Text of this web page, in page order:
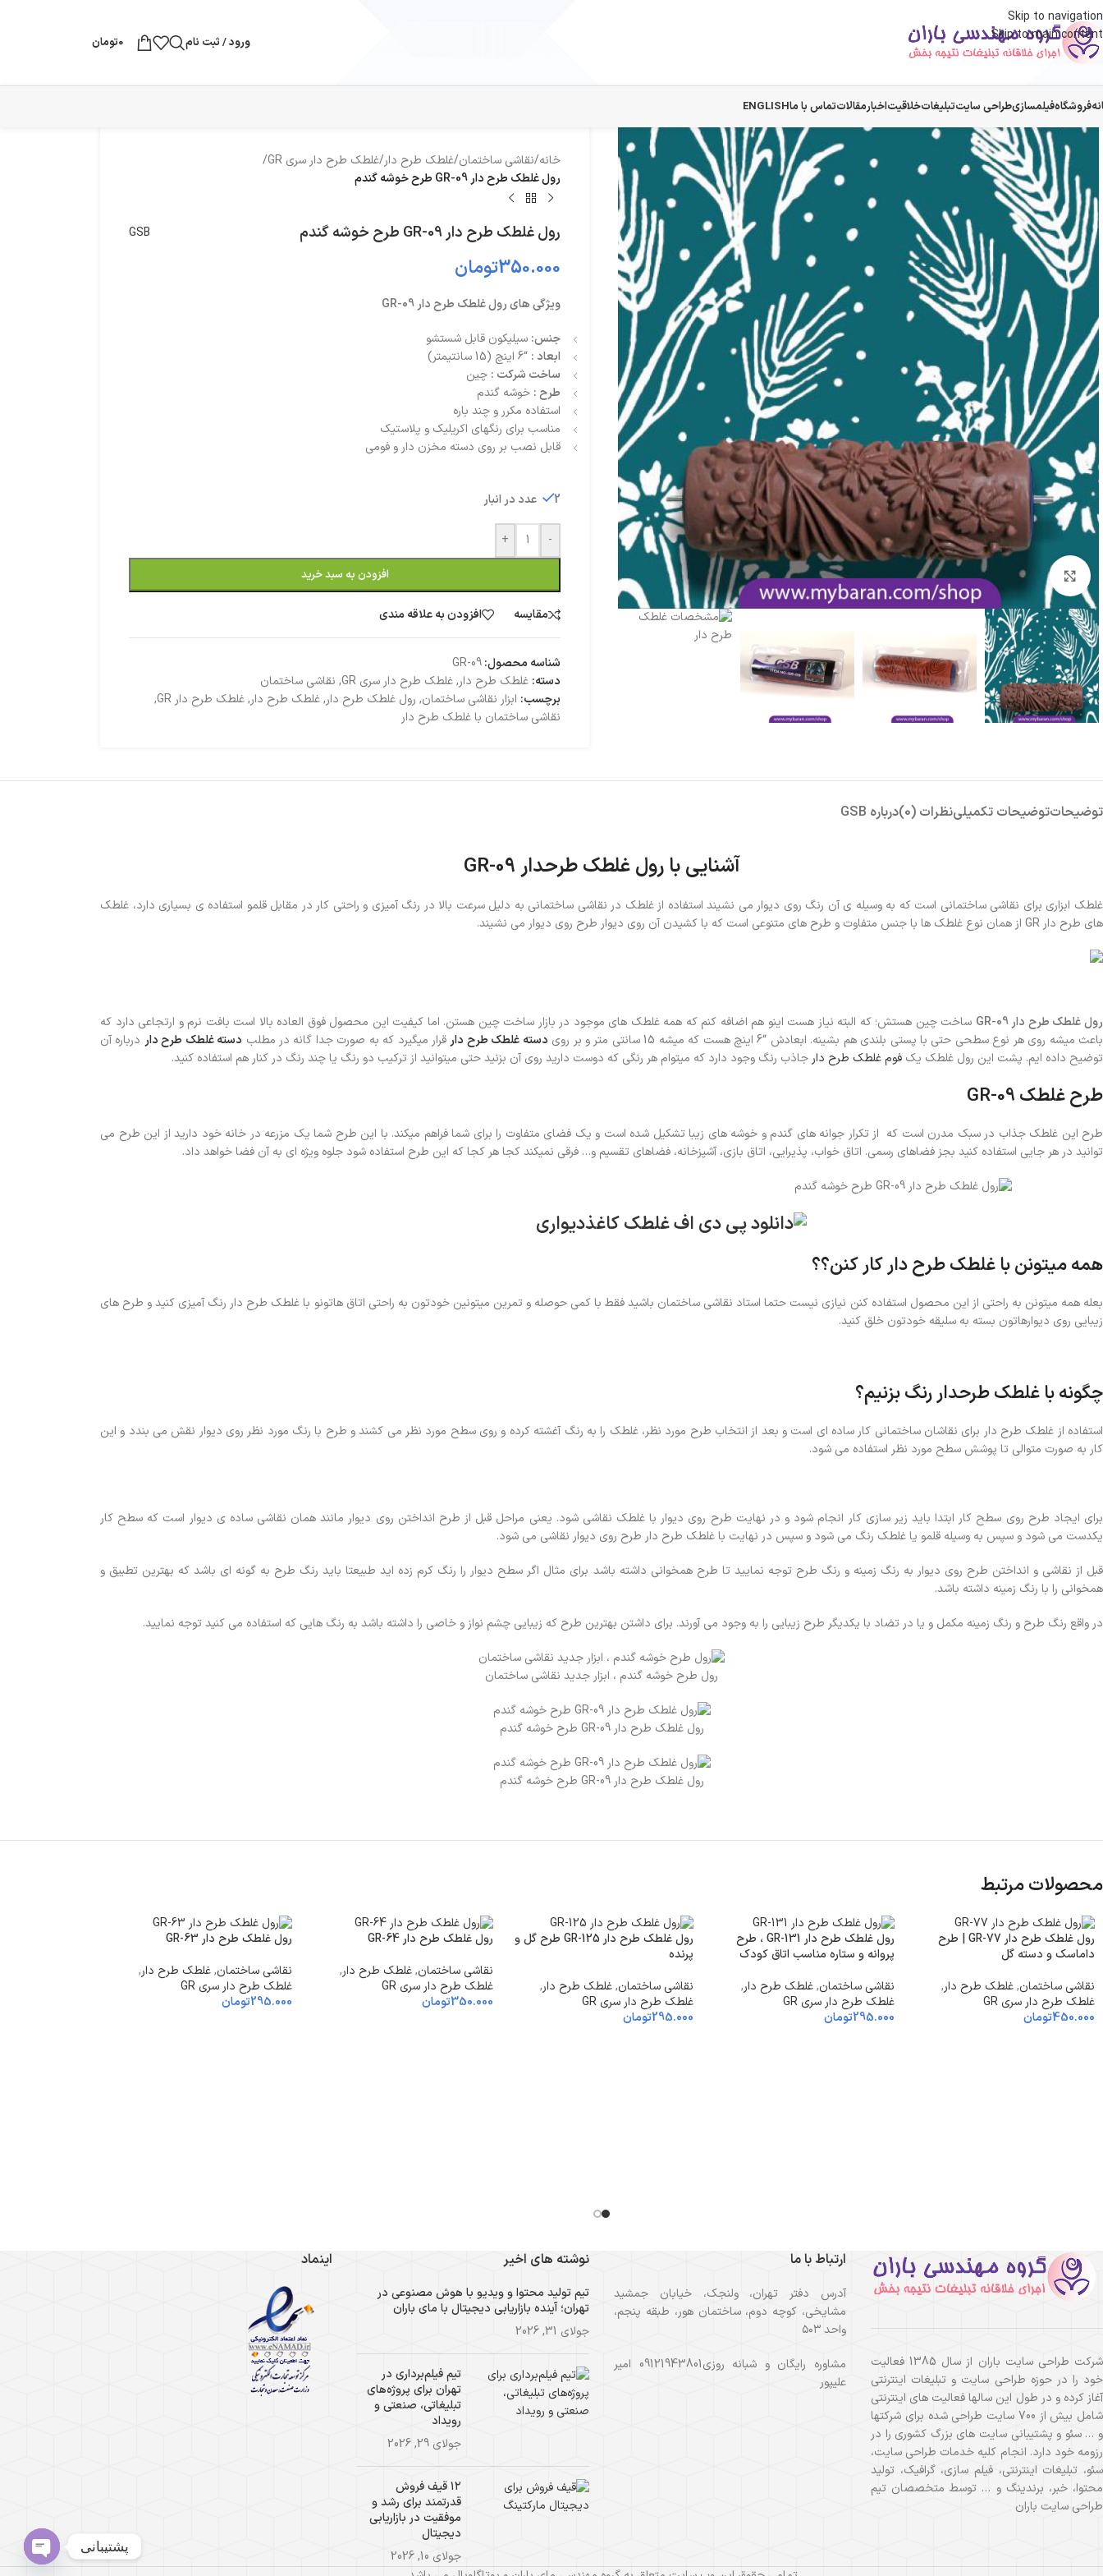
Skip to navigation
Skip to main content
ورود / ثبت نام 0تومان
فروشگاهفیلمسازیطراحی سایتتبلیغاتخلاقیتاخبارمقالاتتماس با ماENGLISH
بزرگنمایی تصویر
خانه/نقاشی ساختمان/غلطک طرح دار/غلطک طرح دار سری GR
/
رول غلطک طرح دار GR-09 طرح خوشه گندم
GSB رول غلطک طرح دار GR-09 طرح خوشه گندم
350.000تومان
ویژگی های رول غلطک طرح دار GR-09
جنس: سیلیکون قابل شستشو
ابعاد : “6 اینچ (15 سانتیمتر)
ساخت شرکت : چین
طرح : خوشه گندم
استفاده مکرر و چند باره
مناسب برای رنگهای اکریلیک و پلاستیک
قابل نصب بر روی دسته مخزن دار و فومی
2 عدد در انبار
-
+
افزودن به سبد خرید
مقایسه افزودن به علاقه مندی
شناسه محصول:GR-09
دسته: غلطک طرح دار,غلطک طرح دار سری GR , نقاشی ساختمان
برچسب: ابزار نقاشی ساختمان, رول غلطک طرح دار,غلطک طرح دار,غلطک طرح دار GR
,
نقاشی ساختمان با غلطک طرح دار
توضیحاتتوضیحات تکمیلینظرات (0) درباره GSB
آشنایی با رول غلطک طرحدار GR-09
غلطک ابزاری برای نقاشی ساختمانی است که به وسیله ی آن رنگ روی دیوار می نشیند استفاده از غلطک در نقاشی ساختمانی به دلیل سرعت بالا در رنگ آمیزی و راحتی کار در مقابل قلمو استفاده ی بسیاری دارد، غلطک
های طرح دار GR از همان نوع غلطک ها با جنس متفاوت و طرح های متنوعی است که با کشیدن آن روی دیوار طرح روی دیوار می نشیند.
رول غلطک طرح دار GR-09
ساخت چین هستش؛ که البته نیاز هست اینو هم اضافه کنم که همه غلطک های موجود در بازار ساخت چین هستن. اما کیفیت این محصول فوق العاده بالا است بافت نرم و ارتجاعی دارد که
باعث میشه روی هر نوع سطحی حتی با پستی بلندی هم بشینه. ابعادش “6 اینچ هست که میشه 15 سانتی متر و بر روی
دسته غلطک طرح دار قرار میگیرد که به صورت جدا گانه در مطلب دسته غلطک طرح دار درباره آن
توضیح داده ایم. پشت این رول غلطک یک فوم غلطک طرح دار جاذب رنگ وجود دارد که میتوام هر رنگی که دوست دارید روی آن بزنید حتی میتوانید از ترکیب دو رنگ یا چند رنگ در کنار هم استفاده کنید.
طرح غلطک GR-09
طرح این غلطک جذاب در سبک مدرن است که از تکرار جوانه های گندم و خوشه های زیبا تشکیل شده است و یک فضای متفاوت را برای شما فراهم میکند. با این طرح شما یک مزرعه در خانه خود دارید از این طرح می
توانید در هر جایی استفاده کنید بجز فضاهای رسمی. اتاق خواب، پذیرایی، اتاق بازی، آشپزخانه، فضاهای تقسیم و… فرقی نمیکند کجا هر کجا که این طرح استفاده شود جلوه ویژه ای به آن فضا خواهد داد.
همه میتونن با غلطک طرح دار کار کنن؟؟
بعله همه میتونن به راحتی از این محصول استفاده کنن نیازی نیست حتما استاد نقاشی ساختمان باشید فقط با کمی حوصله و تمرین میتونین خودتون به راحتی اتاق هاتونو با غلطک طرح دار رنگ آمیزی کنید و طرح های
زیبایی روی دیوارهاتون بسته به سلیقه خودتون خلق کنید.
چگونه با غلطک طرحدار رنگ بزنیم؟
استفاده از غلطک طرح دار برای نقاشان ساختمانی کار ساده ای است و بعد از انتخاب طرح مورد نظر، غلطک را به رنگ آغشته کرده و روی سطح مورد نظر می کشند و طرح با رنگ مورد نظر روی دیوار نقش می بندد و این
کار به صورت متوالی تا پوشش سطح مورد نظر استفاده می شود.
برای ایجاد طرح روی سطح کار ابتدا باید زیر سازی کار انجام شود و در نهایت طرح روی دیوار با غلطک نقاشی شود. یعنی مراحل قبل از طرح انداختن روی دیوار مانند همان نقاشی ساده ی دیوار است که سطح کار
یکدست می شود و سپس به وسیله قلمو یا غلطک رنگ می شود و سپس در نهایت با غلطک طرح دار طرح روی دیوار نقاشی می شود.
قبل از نقاشی و انداختن طرح روی دیوار به رنگ زمینه و رنگ طرح توجه نمایید تا طرح همخوانی داشته باشد برای مثال اگر سطح دیوار را رنگ کرم زده اید طبیعتا باید رنگ طرح به گونه ای باشد که بهترین تطبیق و
همخوانی را با رنگ زمینه داشته باشد.
در واقع رنگ طرح و رنگ زمینه مکمل و یا در تضاد با یکدیگر طرح زیبایی را به وجود می آورند. برای داشتن بهترین طرح که زیبایی چشم نواز و خاصی را داشته باشد به رنگ هایی که استفاده می کنید توجه نمایید.
رول طرح خوشه گندم ، ابزار جدید نقاشی ساختمان
رول غلطک طرح دار GR-09 طرح خوشه گندم
رول غلطک طرح دار GR-09 طرح خوشه گندم
محصولات مرتبط
رول غلطک طرح دار GR-77 | طرح
داماسک و دسته گل
نقاشی ساختمان,غلطک طرح دار,
غلطک طرح دار سری GR
450.000تومان
رول غلطک طرح دار GR-131 ، طرح
پروانه و ستاره مناسب اتاق کودک
نقاشی ساختمان, غلطک طرح دار,
غلطک طرح دار سری GR
295.000تومان
رول غلطک طرح دار GR-125 طرح گل و
پرنده
نقاشی ساختمان, غلطک طرح دار,
غلطک طرح دار سری GR
295.000تومان
رول غلطک طرح دار GR-64
نقاشی ساختمان,غلطک طرح دار,
غلطک طرح دار سری GR
350.000تومان
رول غلطک طرح دار GR-63
نقاشی ساختمان, غلطک طرح دار,
غلطک طرح دار سری GR
295.000تومان
شرکت طراحی سایت باران از سال 1385 فعالیت
خود را در حوزه طراحی سایت و تبلیغات اینترنتی
آغاز کرده و در طول این سالها فعالیت های اینترنتی
شامل بیش از 700 سایت طراحی شده برای شرکتها
و … سئو و پشتیبانی سایت های بزرگ کشوری را در
رزومه خود دارد. انجام کلیه خدمات طراحی سایت،
سئو، تبلیغات اینترنتی، فیلم سازی، گرافیک، تولید
محتوا، خبر، برندینگ و … توسط متخصصان تیم
طراحی سایت باران
ارتباط با ما
آدرس دفتر تهران، ولنجک، خیابان جمشید
مشایخی، کوچه دوم، ساختمان هور، طبقه پنجم،
واحد ۵۰۳
مشاوره رایگان و شبانه روزی09121943801 امیر
علیپور
نوشته های اخیر
تیم تولید محتوا و ویدیو با هوش مصنوعی در
تهران؛ آینده بازاریابی دیجیتال با مای باران
جولای 31, 2026
تیم فیلم‌برداری در
تهران برای پروژه‌های
تبلیغاتی، صنعتی و
رویداد
جولای 29, 2026
۱۲ قیف فروش
قدرتمند برای رشد و
موفقیت در بازاریابی
دیجیتال
جولای 10, 2026
اینماد
پشتیبانی